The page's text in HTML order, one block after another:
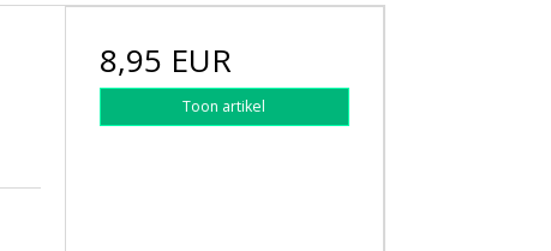
8,95 EUR
Toon artikel